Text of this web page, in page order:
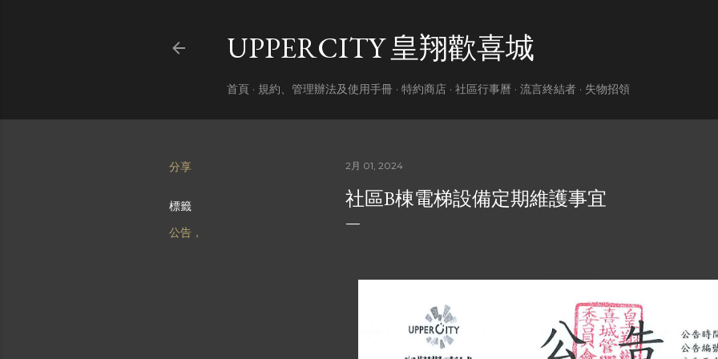
UPPERCITY 皇翔歡喜城
首頁 規約、管理辦法及使用手冊 特約商店 社區行事曆 流言終結者 失物招領
分享
標籤
公告，
2月 01, 2024
社區B棟電梯設備定期維護事宜